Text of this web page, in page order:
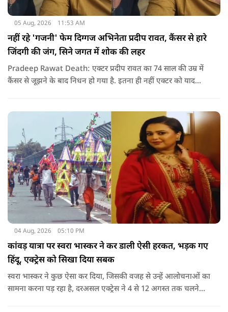
05 Aug, 2026 11:53 AM
नहीं रहे 'गजनी' फेम दिग्गज अभिनेता प्रदीप रावत, कैंसर से हारे
जिंदगी की जंग, सिने जगत में शोक की लहर
Pradeep Rawat Death: एक्टर प्रदीप रावत का 74 साल की उम्र में
कैंसर से जूझने के बाद निधन हो गया है. इतना ही नहीं एक्टर को याद
04 Aug, 2026 05:10 PM
कांवड़ यात्रा पर स्वरा भास्कर ने कर डाली ऐसी हरकत, भड़क गए
हिंदू, एक्ट्रेस को सिखा दिया सबक
स्वरा भास्कर ने कुछ ऐसा कर दिया, जिसकी वजह से उन्हें आलोचनाओं का
सामना करना पड़ रहा है, दरअसल एक्ट्रेस ने 4 से 12 अगस्त तक चलने